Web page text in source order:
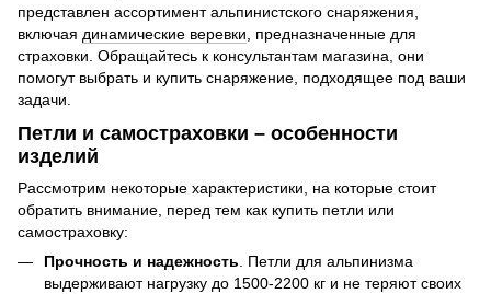
представлен ассортимент альпинистского снаряжения,
включая динамические веревки , предназначенные для
страховки. Обращайтесь к консультантам магазина, они
помогут выбрать и купить снаряжение, подходящее под ваши
задачи.
Петли и самостраховки – особенности
изделий
Рассмотрим некоторые характеристики, на которые стоит
обратить внимание, перед тем как купить петли или
самостраховку:
Прочность и надежность. Петли для альпинизма
выдерживают нагрузку до 1500-2200 кг и не теряют своих